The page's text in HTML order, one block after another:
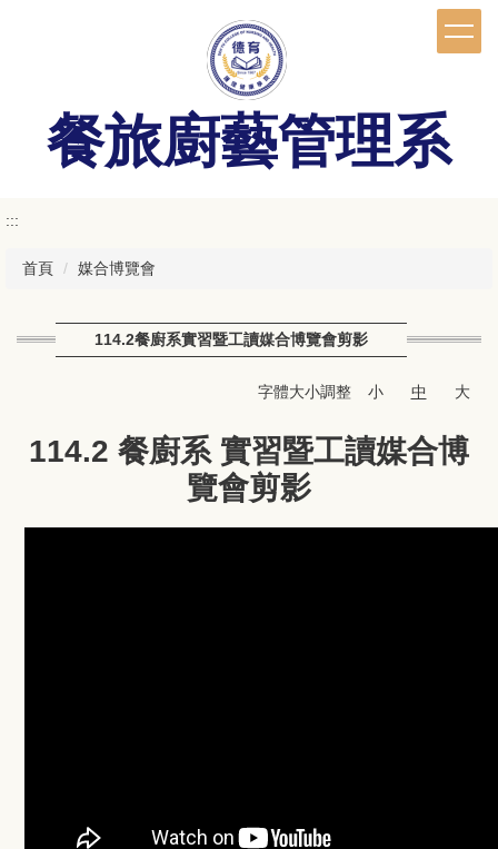
餐旅廚藝管理系
:::
首頁 媒合博覽會
114.2餐廚系實習暨工讀媒合博覽會剪影
字體大小調整 小 中 大
114.2 餐廚系 實習暨工讀媒合博
覽會剪影